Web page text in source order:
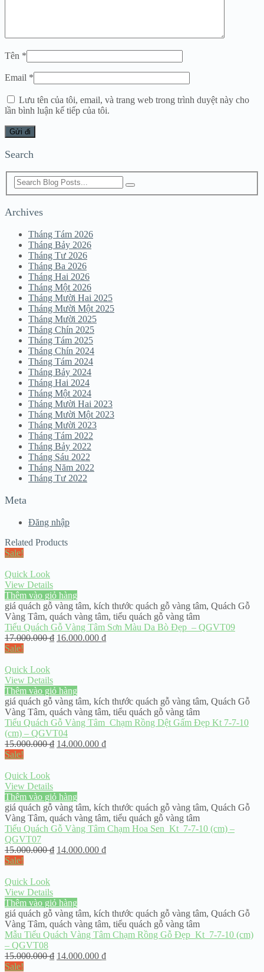
Tên *
Email *
Lưu tên của tôi, email, và trang web trong trình duyệt này cho
lần bình luận kế tiếp của tôi.
Search
Archives
Tháng Tám 2026
Tháng Bảy 2026
Tháng Tư 2026
Tháng Ba 2026
Tháng Hai 2026
Tháng Một 2026
Tháng Mười Hai 2025
Tháng Mười Một 2025
Tháng Mười 2025
Tháng Chín 2025
Tháng Tám 2025
Tháng Chín 2024
Tháng Tám 2024
Tháng Bảy 2024
Tháng Hai 2024
Tháng Một 2024
Tháng Mười Hai 2023
Tháng Mười Một 2023
Tháng Mười 2023
Tháng Tám 2022
Tháng Bảy 2022
Tháng Sáu 2022
Tháng Năm 2022
Tháng Tư 2022
Meta
Đăng nhập
Related Products
Sale!
Quick Look
View Details
Thêm vào giỏ hàng
giá quách gỗ vàng tâm, kích thước quách gỗ vàng tâm, Quách Gỗ
Vàng Tâm, quách vàng tâm, tiểu quách gỗ vàng tâm
Tiểu Quách Gỗ Vàng Tâm Sơn Màu Da Bò Đẹp – QGVT09
17.000.000₫ 16.000.000 ₫
Sale!
Quick Look
View Details
Thêm vào giỏ hàng
giá quách gỗ vàng tâm, kích thước quách gỗ vàng tâm, Quách Gỗ
Vàng Tâm, quách vàng tâm, tiểu quách gỗ vàng tâm
Tiểu Quách Gỗ Vàng Tâm Chạm Rồng Dệt Gấm Đẹp Kt 7-7-10
(cm) – QGVT04
15.000.000₫ 14.000.000 ₫
Sale!
Quick Look
View Details
Thêm vào giỏ hàng
giá quách gỗ vàng tâm, kích thước quách gỗ vàng tâm, Quách Gỗ
Vàng Tâm, quách vàng tâm, tiểu quách gỗ vàng tâm
Tiểu Quách Gỗ Vàng Tâm Chạm Hoa Sen Kt 7-7-10 (cm) –
QGVT07
15.000.000₫ 14.000.000 ₫
Sale!
Quick Look
View Details
Thêm vào giỏ hàng
giá quách gỗ vàng tâm, kích thước quách gỗ vàng tâm, Quách Gỗ
Vàng Tâm, quách vàng tâm, tiểu quách gỗ vàng tâm
Mẫu Tiểu Quách Vàng Tâm Chạm Rồng Gỗ Đẹp Kt 7-7-10 (cm)
– QGVT08
15.000.000₫ 14.000.000 ₫
Sale!